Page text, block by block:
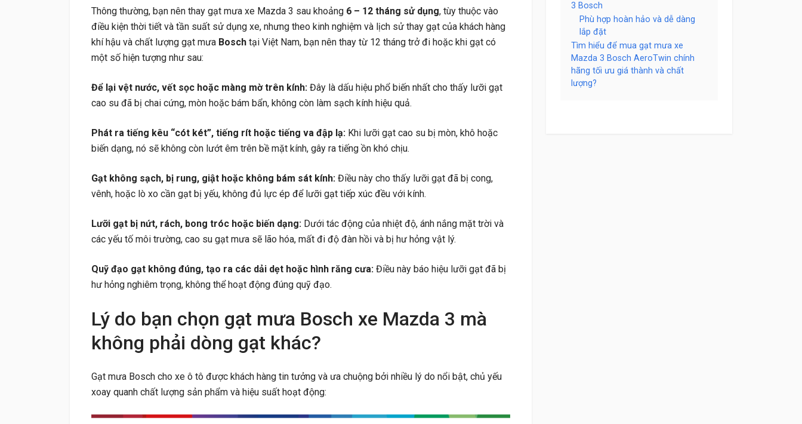
3 Bosch
Phù hợp hoàn hảo và dễ dàng
lắp đặt
Tìm hiểu để mua gạt mưa xe
Mazda 3 Bosch AeroTwin chính
hãng tối ưu giá thành và chất
lượng?
Thông thường, bạn nên thay gạt mưa xe Mazda 3 sau khoảng 6 – 12 tháng sử dụng, tùy thuộc vào
điều kiện thời tiết và tần suất sử dụng xe, nhưng theo kinh nghiệm và lịch sử thay gạt của khách hàng
khí hậu và chất lượng gạt mưa Bosch tại Việt Nam, bạn nên thay từ 12 tháng trở đi hoặc khi gạt có
một số hiện tượng như sau:
Để lại vệt nước, vết sọc hoặc màng mờ trên kính: Đây là dấu hiệu phổ biến nhất cho thấy lưỡi gạt
cao su đã bị chai cứng, mòn hoặc bám bẩn, không còn làm sạch kính hiệu quả.
Phát ra tiếng kêu “cót két”, tiếng rít hoặc tiếng va đập lạ: Khi lưỡi gạt cao su bị mòn, khô hoặc
biến dạng, nó sẽ không còn lướt êm trên bề mặt kính, gây ra tiếng ồn khó chịu.
Gạt không sạch, bị rung, giật hoặc không bám sát kính: Điều này cho thấy lưỡi gạt đã bị cong,
vênh, hoặc lò xo cần gạt bị yếu, không đủ lực ép để lưỡi gạt tiếp xúc đều với kính.
Lưỡi gạt bị nứt, rách, bong tróc hoặc biến dạng: Dưới tác động của nhiệt độ, ánh nắng mặt trời và
các yếu tố môi trường, cao su gạt mưa sẽ lão hóa, mất đi độ đàn hồi và bị hư hỏng vật lý.
Quỹ đạo gạt không đúng, tạo ra các dải dẹt hoặc hình răng cưa: Điều này báo hiệu lưỡi gạt đã bị
hư hỏng nghiêm trọng, không thể hoạt động đúng quỹ đạo.
Lý do bạn chọn gạt mưa Bosch xe Mazda 3 mà
không phải dòng gạt khác?
Gạt mưa Bosch cho xe ô tô được khách hàng tin tưởng và ưa chuộng bởi nhiều lý do nổi bật, chủ yếu
xoay quanh chất lượng sản phẩm và hiệu suất hoạt động: